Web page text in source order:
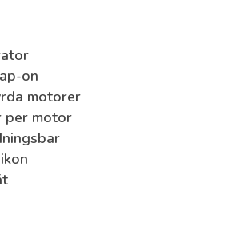
on
motorer
per motor